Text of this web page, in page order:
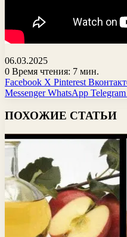
06.03.2025
0 Время чтения: 7 мин.
Facebook X Pinterest
Messenger WhatsApp Telegram
ПОХОЖИЕ СТАТЬИ